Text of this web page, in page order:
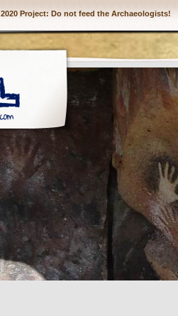
2020 Project: Do not feed the Archaeologists!